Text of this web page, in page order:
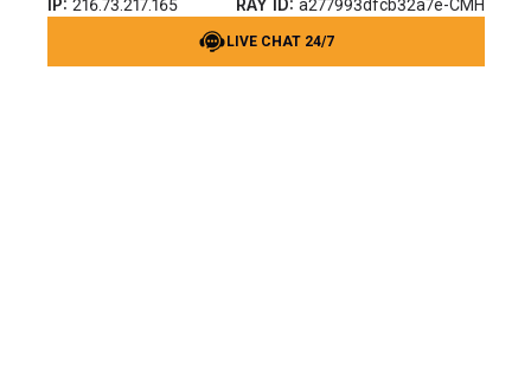
216.73.217.165 a277993dfcb32a7e-CMH
LIVE CHAT 24/7